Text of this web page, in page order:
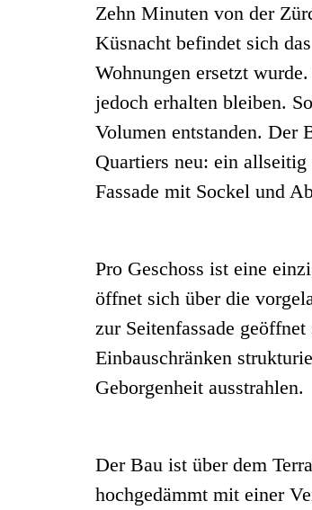
Zehn Minuten von der
Küsnacht befindet sich
Wohnungen ersetzt
jedoch erhalten bleiben.
Volumen entstanden. Der
Quartiers neu: ein
Fassade mit Sockel und
Pro Geschoss ist eine
öffnet sich über die
zur Seitenfassade
Einbauschränken
Geborgenheit ausstrahlen.
Der Bau ist über dem
hochgedämmt mit einer